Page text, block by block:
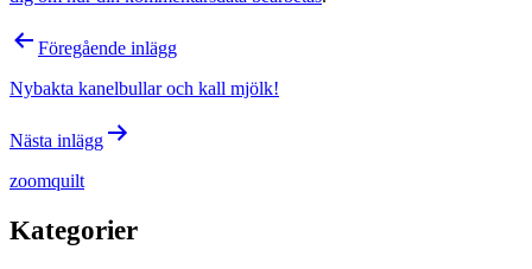
Inläggsnavigering
Föregående inlägg
Nybakta kanelbullar och kall mjölk!
Nästa inlägg
zoomquilt
Kategorier